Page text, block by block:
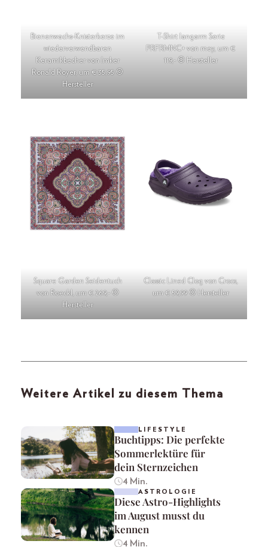
Bienenwachs-Knisterkerze im
wiederverwendbaren
Keramikbecher von Imker
Ronald Royer, um € 35,95 ©
Hersteller
T-Shirt langarm Serie
PRFRMNC+ von mey, um €
119,- © Hersteller
Square Garden Seidentuch
von Roeckl, um € 269,- ©
Hersteller
Classic Lined Clog von Crocs,
um € 59,99 © Hersteller
Weitere Artikel zu diesem Thema
LIFESTYLE
Buchtipps: Die perfekte
Sommerlektüre für
dein Sternzeichen
4 Min.
ASTROLOGIE
Diese Astro-Highlights
im August musst du
kennen
4 Min.